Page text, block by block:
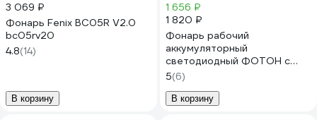
3 069 ₽
Фонарь Fenix BC05R V2.0
bc05rv20
4.8(14)
В корзину
1 656 ₽
1 820 ₽
Фонарь рабочий
аккумуляторный
светодиодный ФОТОН с
клипсой и магнитом WLA-
1400 26147
5(6)
В корзину